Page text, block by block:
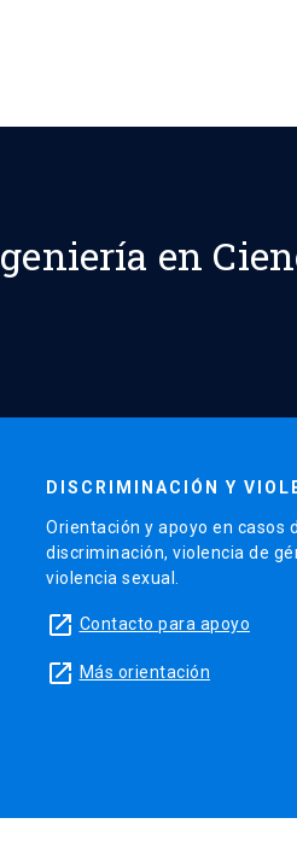
en
DISCRIMINACIÓN Y
Orientación y apoyo en casos
discriminación, violencia de
violencia sexual.
launch Contacto para apoyo
launch Más orientación